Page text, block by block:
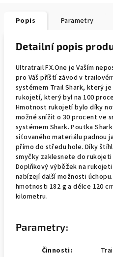
Popis Parametry
Detailní popis
Ultratrail FX.One je Vaším
pro Váš příští závod v
systémem Trail Shark, který
rukojetí, který byl na 100
Hmotnost rukojetí bylo díky
možné snížit o 30 procent ve
systémem Shark. Poutka
síťovaného materiálu padnou
přímo do středu hole. Díky
smyčky zaklesnete do rukojeti
Doplňkový výběžek na
nabízejí další možnosti
hmotnosti 182 g a délce 120
kilometru.
Parametry:
Činnosti: